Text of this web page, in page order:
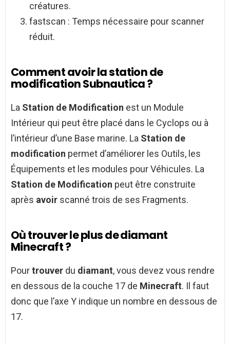
créatures.
fastscan : Temps nécessaire pour scanner
réduit.
Comment avoir la station de
modification Subnautica ?
La Station de Modification est un Module
Intérieur qui peut être placé dans le Cyclops ou à
l’intérieur d’une Base marine. La Station de
modification permet d’améliorer les Outils, les
Équipements et les modules pour Véhicules. La
Station de Modification peut être construite
après avoir scanné trois de ses Fragments.
Où trouver le plus de diamant
Minecraft ?
Pourtrouver du diamant, vous devez vous rendre
en dessous de la couche 17 de Minecraft. Il faut
donc que l’axe Y indique un nombre en dessous de
17.